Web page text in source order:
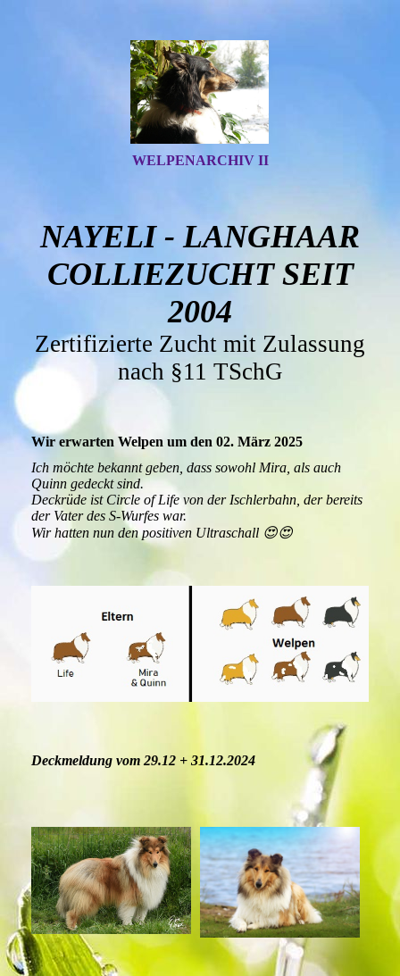
WELPENARCHIV II
NAYELI - LANGHAAR
COLLIEZUCHT SEIT
2004
Zertifizierte Zucht mit Zulassung
nach §11 TSchG
Wir erwarten Welpen um den 02. März 2025
Ich möchte bekannt geben, dass sowohl Mira, als auch
Quinn gedeckt sind.
Deckrüde ist Circle of Life von der Ischlerbahn, der bereits
der Vater des S-Wurfes war.
Wir hatten nun den positiven Ultraschall 😍😍
Deckmeldung vom 29.12 + 31.12.2024